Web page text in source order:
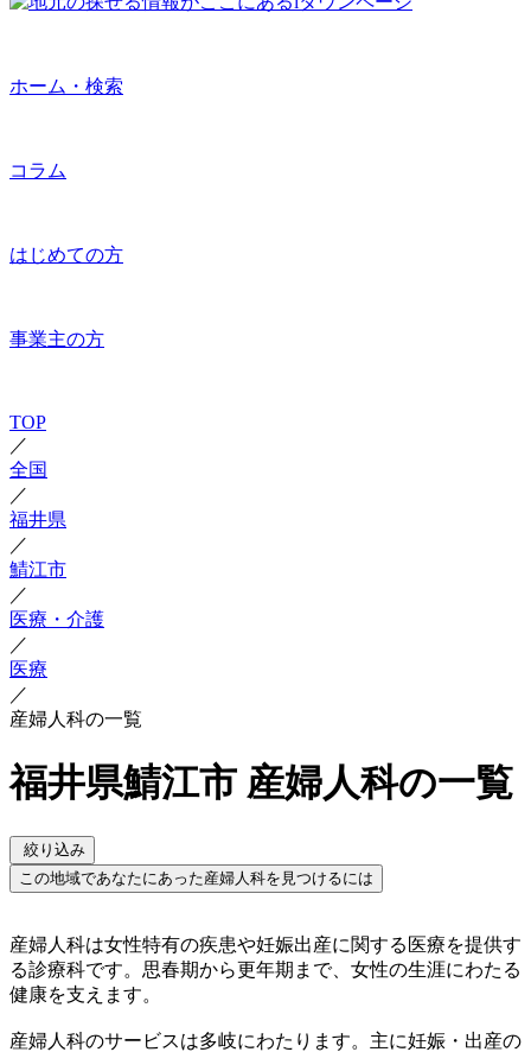
ホーム・検索
コラム
はじめての方
事業主の方
TOP
／
全国
／
福井県
／
鯖江市
／
医療・介護
／
医療
／
産婦人科の一覧
福井県鯖江市 産婦人科の一覧
絞り込み
この地域であなたにあった産婦人科を見つけるには
産婦人科は女性特有の疾患や妊娠出産に関する医療を提供す
る診療科です。思春期から更年期まで、女性の生涯にわたる
健康を支えます。
産婦人科のサービスは多岐にわたります。主に妊娠・出産の